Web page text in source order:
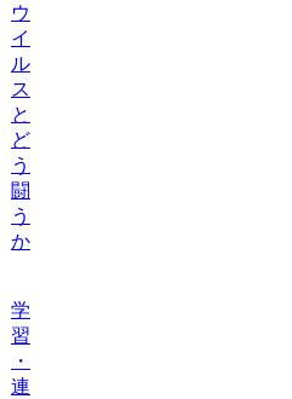
ウ
イ
ル
ス
と
ど
う
闘
う
か
学
習
・
連